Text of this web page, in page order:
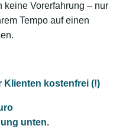
Vorerfahrung – nur
Tempo auf einen
Klienten kostenfrei (!)
unten.